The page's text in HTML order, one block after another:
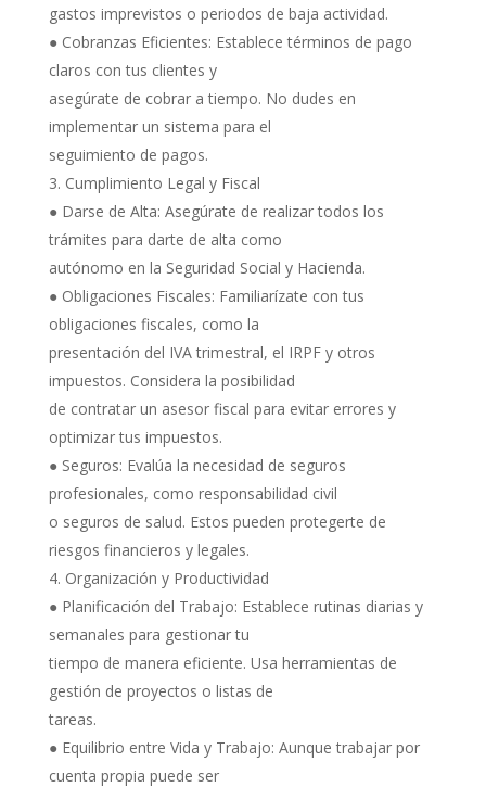
gastos imprevistos o periodos de baja actividad.
● Cobranzas Eficientes: Establece términos de pago
claros con tus clientes y
asegúrate de cobrar a tiempo. No dudes en
implementar un sistema para el
seguimiento de pagos.
Cumplimiento Legal y Fiscal
● Darse de Alta: Asegúrate de realizar todos los
trámites para darte de alta como
autónomo en la Seguridad Social y Hacienda.
● Obligaciones Fiscales: Familiarízate con tus
obligaciones fiscales, como la
presentación del IVA trimestral, el IRPF y otros
impuestos. Considera la posibilidad
de contratar un asesor fiscal para evitar errores y
optimizar tus impuestos.
● Seguros: Evalúa la necesidad de seguros
profesionales, como responsabilidad civil
o seguros de salud. Estos pueden protegerte de
riesgos financieros y legales.
Organización y Productividad
● Planificación del Trabajo: Establece rutinas diarias y
semanales para gestionar tu
tiempo de manera eficiente. Usa herramientas de
gestión de proyectos o listas de
tareas.
● Equilibrio entre Vida y Trabajo: Aunque trabajar por
cuenta propia puede ser